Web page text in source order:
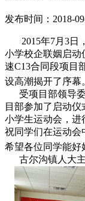
发布时间：2018-
2015年7月 3日
小学校企联姻启动
速C13合同段项目
设高潮揭开了序幕
受项目部领导
目部参加了启动
小学生运动会，进
祝同学们在运动会
希望各位同学能好
古尔沟镇人大主